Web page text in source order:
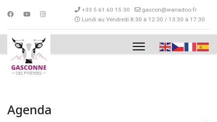
+33 5 61 60 15 30
gascon@wanadoo.fr
Lundi au Vendredi 8:30 à 12:30 / 13:30 à 17:30
Agenda